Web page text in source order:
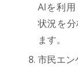
AIを利
状況を
ます。
市民エン